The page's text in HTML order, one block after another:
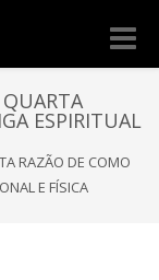
Toggle
QUARTA
ESPIRITUAL
RAZÃO DE COMO
E FÍSICA